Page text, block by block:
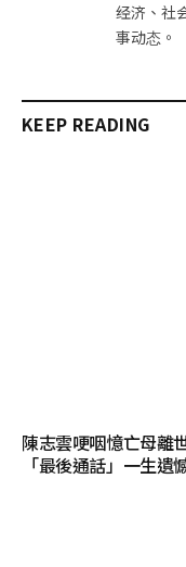
经济、社
事动态。
KEEP READING
陳志雲哽咽憶亡母離
「最後通話」一生遺